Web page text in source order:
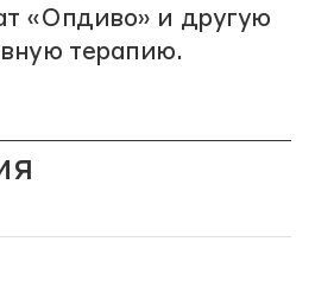
«Опдиво» и другую
терапию.